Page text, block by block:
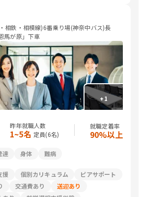
相鉄・相模線)6番乗り場(神奈中バス)長
馬が原」下車
+1
昨年就職人数
1~5名 定員(6名)
就職定着率
90%以上
達 身体
難病
援 個別カリキュラム
ピアサポート
交通費あり
送迎あり